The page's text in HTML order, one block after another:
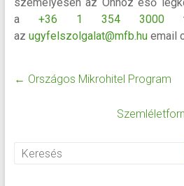
személyesen az Önhöz eső
a +36 1 354 3000
az ugyfelszolgalat@mfb.huemail
← Országos Mikrohitel Program